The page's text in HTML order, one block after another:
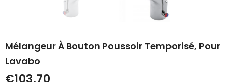
Mélangeur À Bouton Poussoir Temporisé, Pour
Lavabo